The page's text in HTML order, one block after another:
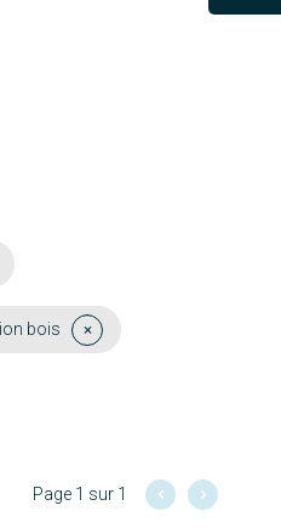
bois
Page 1 sur 1